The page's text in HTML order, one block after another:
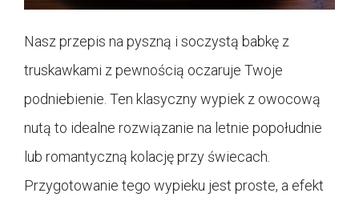
Nasz przepis na pyszną i soczystą babkę z
truskawkami z pewnością oczaruje Twoje
podniebienie. Ten klasyczny wypiek z owocową
nutą to idealne rozwiązanie na letnie popołudnie
lub romantyczną kolację przy świecach.
Przygotowanie tego wypieku jest proste, a efekt